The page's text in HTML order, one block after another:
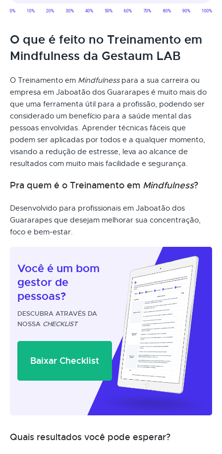
O que é feito no Treinamento em
Mindfulness da Gestaum LAB
O Treinamento em Mindfulnesspara a sua carreira ou
empresa em Jaboatão dos Guararapes é muito mais do
que uma ferramenta útil para a profissão, podendo ser
considerado um benefício para a saúde mental das
pessoas envolvidas. Aprender técnicas fáceis que
podem ser aplicadas por todos e a qualquer momento,
visando a redução de estresse, leva ao alcance de
resultados com muito mais facilidade e segurança.
Pra quem é o Treinamento em Mindfulness?
Desenvolvido para profissionais em Jaboatão dos
Guararapes que desejam melhorar sua concentração,
foco e bem-estar.
Você é um bom
gestor de
pessoas?
DESCUBRA ATRAVÉS DA
NOSSA CHECKLIST
Baixar Checklist
Quais resultados você pode esperar?